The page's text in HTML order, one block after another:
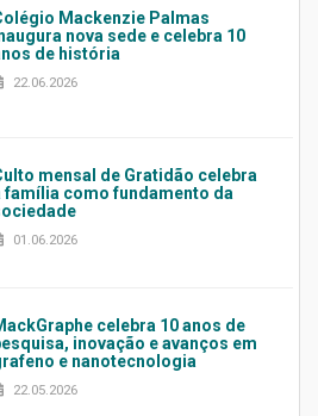
Mackenzie Palmas
nova sede e celebra 10
de história
22.06.2026
mensal de Gratidão celebra
família como fundamento da
01.06.2026
celebra 10 anos de
inovação e avanços em
e nanotecnologia
22.05.2026